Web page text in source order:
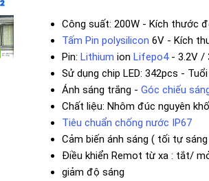
Công suất: 200W - Kích thước
Tấm Pin polysilicon 6V - Kích
Pin: Lithium ion Lifepo4- 3.2V /
Sử dụng chip LED: 342pcs -
Ánh sáng trắng - Góc chiếu
Chất liệu: Nhôm đúc nguyên
Tiêu chuẩn chống nước IP67
Cảm biến ánh sáng ( tối tự
Điều khiển Remot từ xa : tắt/
giảm độ sáng